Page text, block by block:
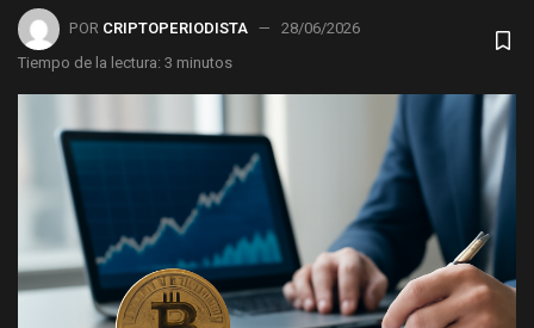
POR CRIPTOPERIODISTA
28/06/2026
Tiempo de la lectura: 3 minutos